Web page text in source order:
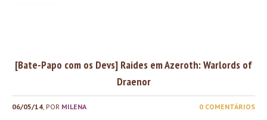
[Bate-Papo com os Devs] Raides em Azeroth: Warlords of
Draenor
06/05/14, POR MILENA 0 COMENTÁRIOS